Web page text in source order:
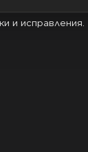
и исправления.